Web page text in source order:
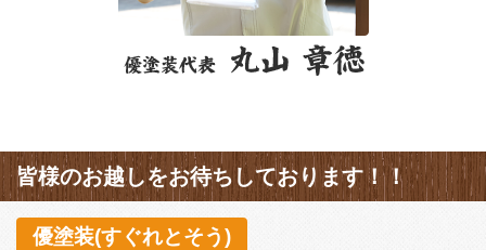
皆様のお越しをお待ちしております！！
優塗装(すぐれとそう)